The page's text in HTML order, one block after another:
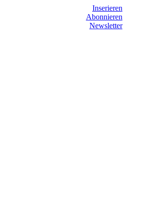
Inserieren
Abonnieren
Newsletter